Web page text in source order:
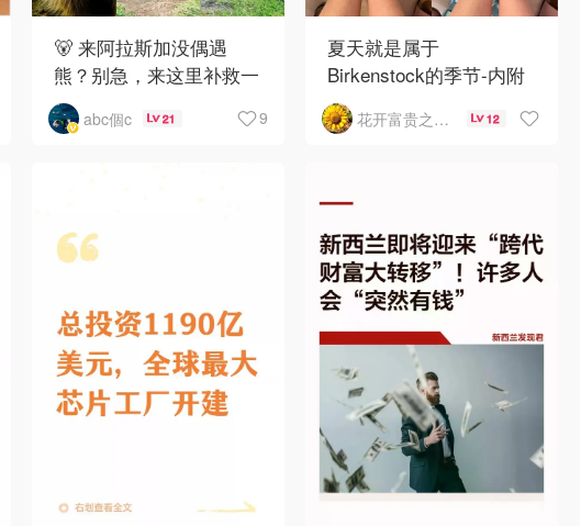
🐻 来阿拉斯加没偶遇
熊？别急，来这里补救一
下！
abc個c 21 9
夏天就是属于
Birkenstock的季节-内附
如何选择
花开富贵之Mo个Mo 12